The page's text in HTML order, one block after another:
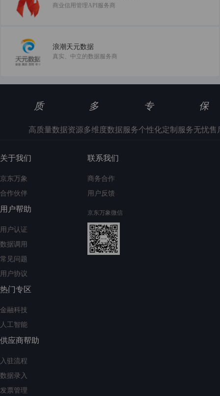
商业信用管理API服务商
浪潮天元数据
真实、中立的数据服务商
质
高质量数据资源
多
多维度数据服务
专
个性化定制服务
保
无忧售
关于我们
京东万象
合作伙伴
用户帮助
用户认证
数据调用
常见问题
用户协议
热门专区
金融科技
人工智能
供应商帮助
入驻流程
数据录入
发票管理
联系我们
商务合作
用户反馈
京东万象微信